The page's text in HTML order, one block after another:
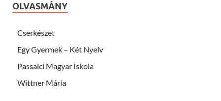
OLVASMÁNY
Cserkészet
Egy Gyermek – Két Nyelv
Passaici Magyar Iskola
Wittner Mária